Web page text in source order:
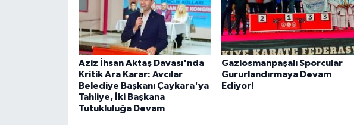
Aziz İhsan Aktaş Davası'nda
Kritik Ara Karar: Avcılar
Belediye Başkanı Çaykara'ya
Tahliye, İki Başkana
Tutukluluğa Devam
Gaziosmanpaşalı Sporcular
Gururlandırmaya Devam
Ediyor!